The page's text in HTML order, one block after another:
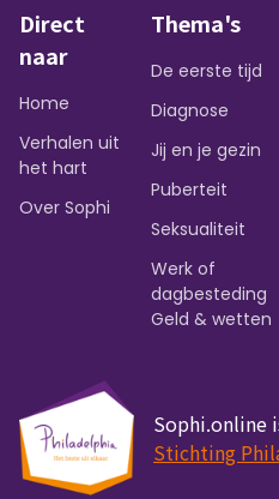
Direct
naar
Home
Verhalen uit
het hart
Over Sophi
Thema's
De eerste tijd
Diagnose
Jij en je gezin
Puberteit
Seksualiteit
Werk of
dagbesteding
Geld & wetten
Sophi.online
Stichting